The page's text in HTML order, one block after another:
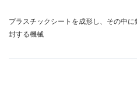
プラスチックシートを成形し、その中
封する機械